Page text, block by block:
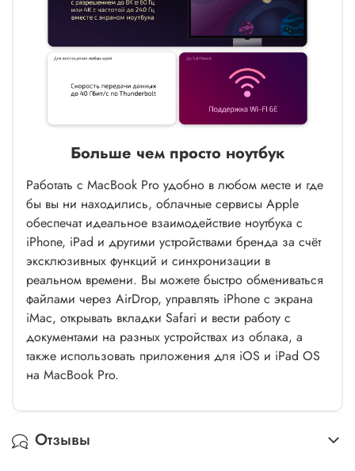
Больше чем просто ноутбук
Работать с MacBook Pro удобно в любом месте и где
бы вы ни находились, облачные сервисы Apple
обеспечат идеальное взаимодействие ноутбука с
iPhone, iPad и другими устройствами бренда за счёт
эксклюзивных функций и синхронизации в
реальном времени. Вы можете быстро обмениваться
файлами через AirDrop, управлять iPhone с экрана
iMac, открывать вкладки Safari и вести работу с
документами на разных устройствах из облака, а
также использовать приложения для iOS и iPad OS
на MacBook Pro.
Отзывы